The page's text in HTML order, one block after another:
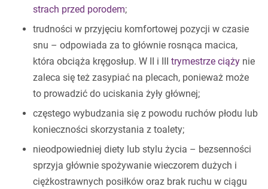
strach przed porodem;
trudności w przyjęciu komfortowej pozycji w czasie
snu – odpowiada za to głównie rosnąca macica,
która obciąża kręgosłup. W II i III trymestrze ciąży nie
zaleca się też zasypiać na plecach, ponieważ może
to prowadzić do uciskania żyły głównej;
częstego wybudzania się z powodu ruchów płodu lub
konieczności skorzystania z toalety;
nieodpowiedniej diety lub stylu życia – bezsenności
sprzyja głównie spożywanie wieczorem dużych i
ciężkostrawnych posiłków oraz brak ruchu w ciągu